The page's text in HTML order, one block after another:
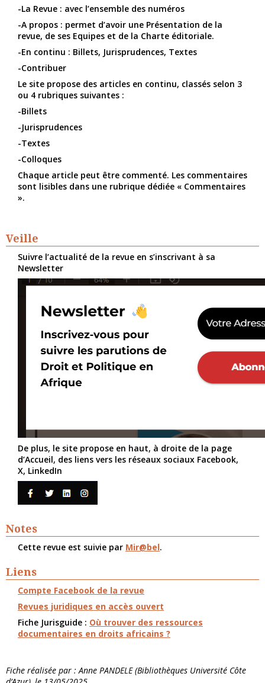
-La Revue : avec l’ensemble des numéros
-A propos : permet d’avoir une Présentation de la
revue, de ses Equipes et de la Charte éditoriale.
-En continu : Billets, Jurisprudences, Textes
-Contribuer
Le site propose des articles en continu, classés selon 3
ou 4 rubriques suivantes :
-Billets
-Jurisprudences
-Textes
-Colloques
Chaque article peut être commenté. Les commentaires
sont lisibles dans une rubrique dédiée « Commentaires
».
Veille
Suivre l’actualité de la revue en s’inscrivant à sa
Newsletter
De plus, le site propose en haut, à droite de la page
d’Accueil, des liens vers les réseaux sociaux Facebook,
X, LinkedIn
Notes
Cette revue est suivie par Mir@bel.
Liens
Compte Facebook de la revue
Revues juridiques en accès ouvert
Fiche Jurisguide : Où trouver des ressources
documentaires en droits africains ?
Fiche réalisée par : Anne PANDELE (Bibliothèques Université Côte